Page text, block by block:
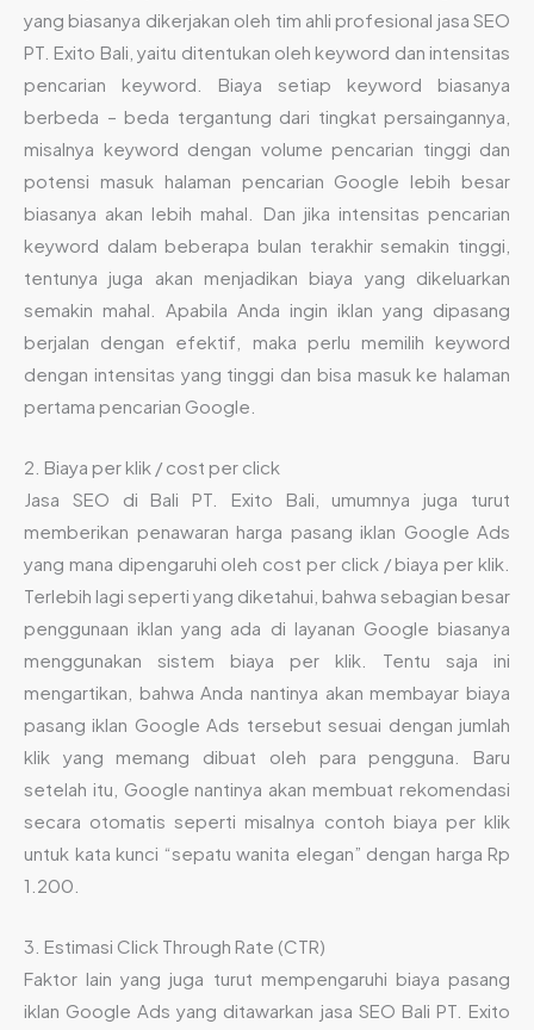
yang biasanya dikerjakan oleh tim ahli profesional jasa SEO
PT. Exito Bali, yaitu ditentukan oleh keyword dan intensitas
pencarian keyword. Biaya setiap keyword biasanya
berbeda – beda tergantung dari tingkat persaingannya,
misalnya keyword dengan volume pencarian tinggi dan
potensi masuk halaman pencarian Google lebih besar
biasanya akan lebih mahal. Dan jika intensitas pencarian
keyword dalam beberapa bulan terakhir semakin tinggi,
tentunya juga akan menjadikan biaya yang dikeluarkan
semakin mahal. Apabila Anda ingin iklan yang dipasang
berjalan dengan efektif, maka perlu memilih keyword
dengan intensitas yang tinggi dan bisa masuk ke halaman
pertama pencarian Google.
2. Biaya per klik / cost per click
Jasa SEO di Bali PT. Exito Bali, umumnya juga turut
memberikan penawaran harga pasang iklan Google Ads
yang mana dipengaruhi oleh cost per click / biaya per klik.
Terlebih lagi seperti yang diketahui, bahwa sebagian besar
penggunaan iklan yang ada di layanan Google biasanya
menggunakan sistem biaya per klik. Tentu saja ini
mengartikan, bahwa Anda nantinya akan membayar biaya
pasang iklan Google Ads tersebut sesuai dengan jumlah
klik yang memang dibuat oleh para pengguna. Baru
setelah itu, Google nantinya akan membuat rekomendasi
secara otomatis seperti misalnya contoh biaya per klik
untuk kata kunci “sepatu wanita elegan” dengan harga Rp
1.200.
3. Estimasi Click Through Rate (CTR)
Faktor lain yang juga turut mempengaruhi biaya pasang
iklan Google Ads yang ditawarkan jasa SEO Bali PT. Exito